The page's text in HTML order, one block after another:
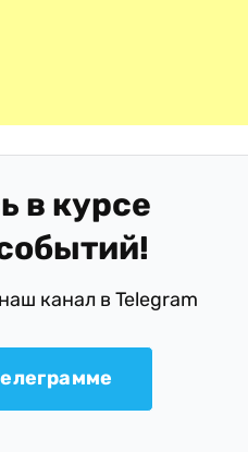
в курсе
канал в Telegram